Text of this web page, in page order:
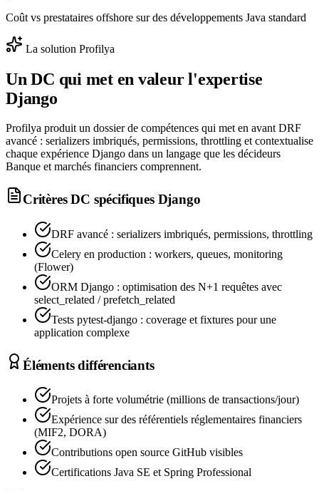
Coût vs prestataires offshore sur des développements Java standard
La solution Profilya
Un DC qui met en valeur l'expertise
Django
Profilya produit un dossier de compétences qui met en avant DRF
avancé : serializers imbriqués, permissions, throttling et contextualise
chaque expérience Django dans un langage que les décideurs
Banque et marchés financiers comprennent.
Critères DC spécifiques Django
DRF avancé : serializers imbriqués, permissions, throttling
Celery en production : workers, queues, monitoring
(Flower)
ORM Django : optimisation des N+1 requêtes avec
select_related / prefetch_related
Tests pytest-django : coverage et fixtures pour une
application complexe
Éléments différenciants
Projets à forte volumétrie (millions de transactions/jour)
Expérience sur des référentiels réglementaires financiers
(MIF2, DORA)
Contributions open source GitHub visibles
Certifications Java SE et Spring Professional